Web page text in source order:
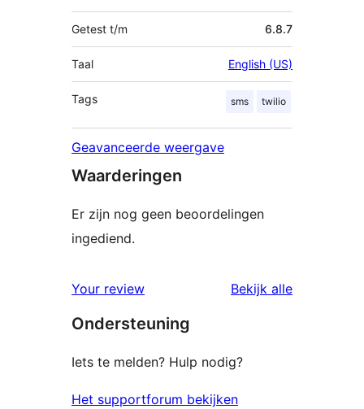
Getest t/m 6.8.7
Taal English (US)
Tags sms twilio
Geavanceerde weergave
Waarderingen
Er zijn nog geen beoordelingen
ingediend.
Your review Bekijk alle
Ondersteuning
Iets te melden? Hulp nodig?
Het supportforum bekijken